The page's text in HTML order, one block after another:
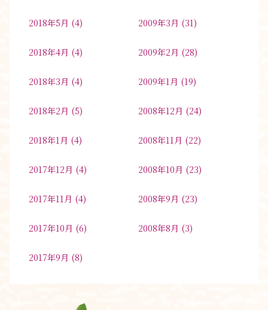
2018年5月 (4)
2018年4月 (4)
2018年3月 (4)
2018年2月 (5)
2018年1月 (4)
2017年12月 (4)
2017年11月 (4)
2017年10月 (6)
2017年9月 (8)
2009年3月 (31)
2009年2月 (28)
2009年1月 (19)
2008年12月 (24)
2008年11月 (22)
2008年10月 (23)
2008年9月 (23)
2008年8月 (3)